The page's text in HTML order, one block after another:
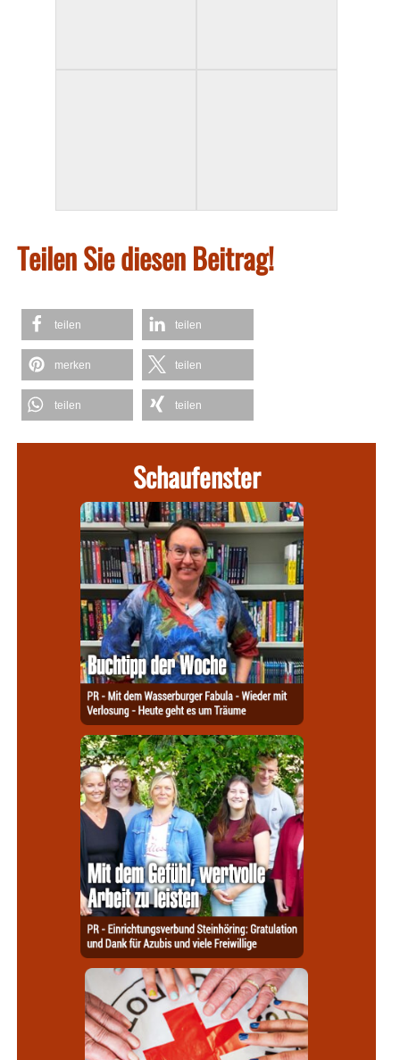
Teilen Sie diesen Beitrag!
teilen teilen
merken teilen
teilen teilen
Schaufenster